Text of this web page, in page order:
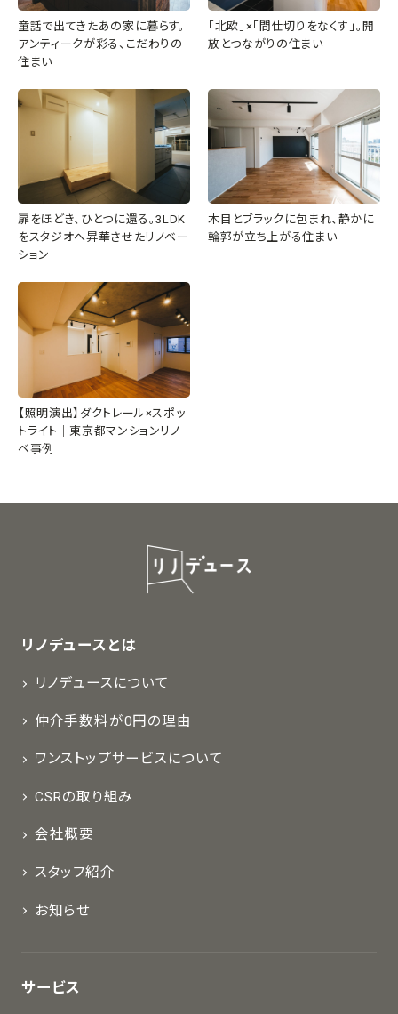
童話で出てきたあの家に暮らす。
アンティークが彩る、こだわりの
住まい
「北欧」×「間仕切りをなくす」。開
放とつながりの住まい
扉をほどき、ひとつに還る。3LDK
をスタジオへ昇華させたリノベー
ション
木目とブラックに包まれ、静かに
輪郭が立ち上がる住まい
【照明演出】ダクトレール×スポッ
トライト｜東京都マンションリノ
ベ事例
リノデュースとは
リノデュースについて
仲介手数料が0円の理由
ワンストップサービスについて
CSRの取り組み
会社概要
スタッフ紹介
お知らせ
サービス